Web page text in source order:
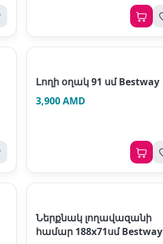
Լողի օղակ 91 սմ Bestway
3,900 AMD
Ներքնակ լողավազանի
համար 188х71սմ Bestway